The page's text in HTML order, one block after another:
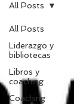
All Posts
Liderazgo y
bibliotecas
Libros y
coaching
Coaching
All Posts